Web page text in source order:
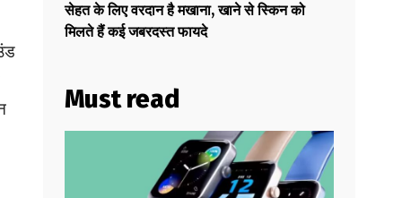
सेहत के लिए वरदान है मखाना, खाने से स्किन को
मिलते हैं कई जबरदस्त फायदे
Must read